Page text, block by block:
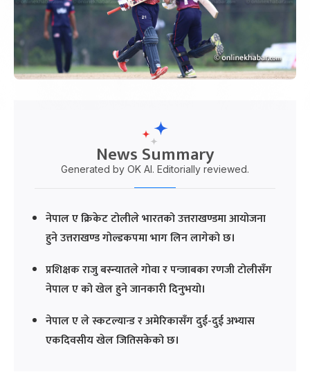
News Summary
Generated by OK AI. Editorially reviewed.
नेपाल ए क्रिकेट टोलीले भारतको उत्तराखण्डमा आयोजना
हुने उत्तराखण्ड गोल्डकपमा भाग लिन लागेको छ।
प्रशिक्षक राजु बस्न्यातले गोवा र पन्जाबका रणजी टोलीसँग
नेपाल ए को खेल हुने जानकारी दिनुभयो।
नेपाल ए ले स्कटल्यान्ड र अमेरिकासँग दुई-दुई अभ्यास
एकदिवसीय खेल जितिसकेको छ।